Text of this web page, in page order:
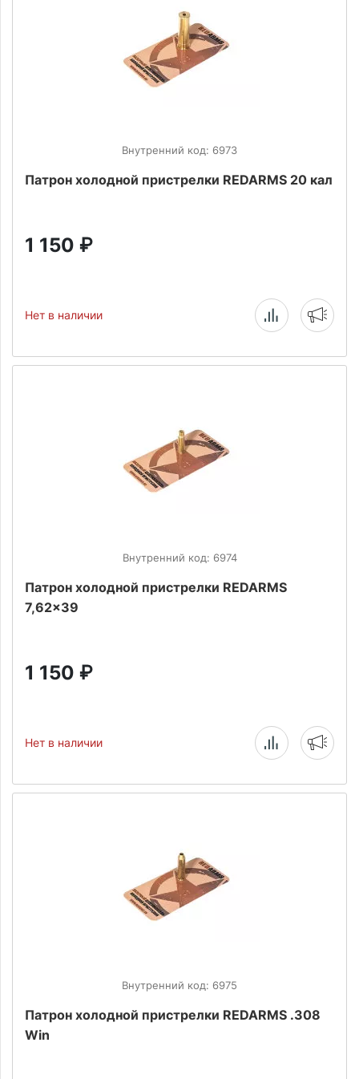
Внутренний код: 6973
Патрон холодной пристрелки REDARMS 20 кал
1 150 ₽
Нет в наличии
Внутренний код: 6974
Патрон холодной пристрелки REDARMS
7,62x39
1 150 ₽
Нет в наличии
Внутренний код: 6975
Патрон холодной пристрелки REDARMS .308
Win